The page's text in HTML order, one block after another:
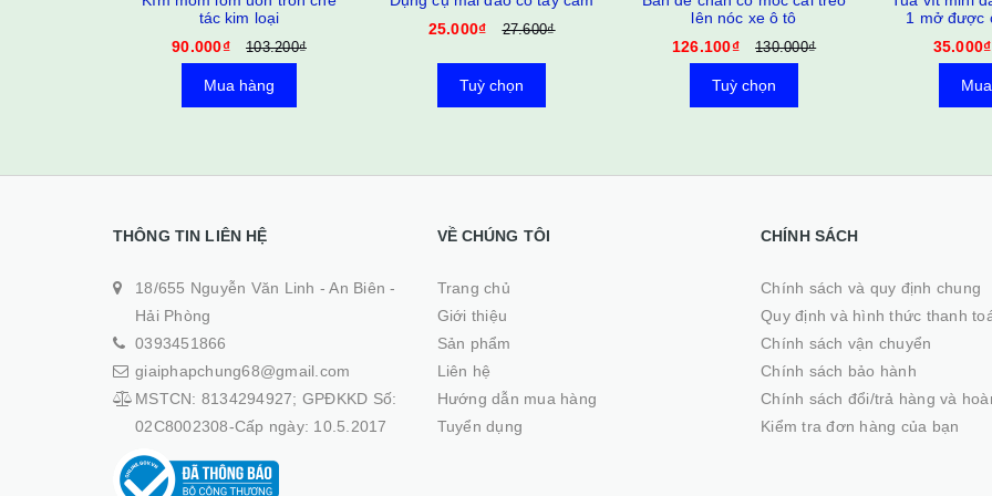
tác kim loại
90.000₫
103.200₫
Mua hàng
25.000₫
27.600₫
Tuỳ chọn
lên nóc xe ô tô
126.100₫
130.000₫
Tuỳ chọn
1 mở được
thoại
35.000₫
THÔNG TIN LIÊN HỆ
18/655 Nguyễn Văn Linh - An Biên -
Hải Phòng
0393451866
giaiphapchung68@gmail.com
MSTCN: 8134294927; GPĐKKD Số:
02C8002308-Cấp ngày: 10.5.2017
VỀ CHÚNG TÔI
Trang chủ
Giới thiệu
Sản phẩm
Liên hệ
Hướng dẫn mua hàng
Tuyển dụng
CHÍNH SÁCH
Chính sách và quy định chung
Quy định và hình thức thanh
Chính sách vận chuyển
Chính sách bảo hành
Chính sách đổi/trả hàng và
Kiểm tra đơn hàng của bạn